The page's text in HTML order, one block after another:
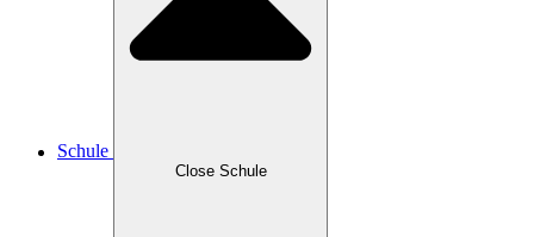
Schule
Close Schule